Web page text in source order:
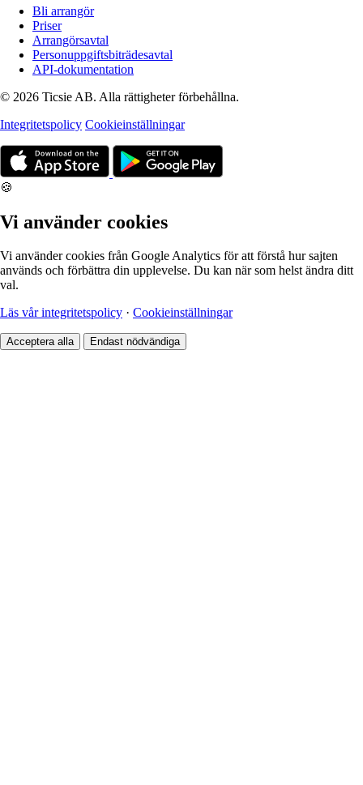
Bli arrangör
Priser
Arrangörsavtal
Personuppgiftsbiträdesavtal
API-dokumentation
© 2026 Ticsie AB. Alla rättigheter förbehållna.
Integritetspolicy Cookieinställningar
🍪
Vi använder cookies
Vi använder cookies från Google Analytics för att förstå hur sajten
används och förbättra din upplevelse. Du kan när som helst ändra ditt
val.
Läs vår integritetspolicy · Cookieinställningar
Acceptera alla Endast nödvändiga